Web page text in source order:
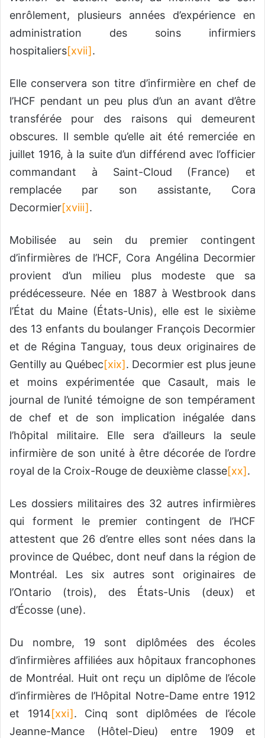
enrôlement, plusieurs années d’expérience en
administration des soins infirmiers
hospitaliers[xvii].
Elle conservera son titre d’infirmière en chef de
l’HCF pendant un peu plus d’un an avant d’être
transférée pour des raisons qui demeurent
obscures. Il semble qu’elle ait été remerciée en
juillet 1916, à la suite d’un différend avec l’officier
commandant à Saint-Cloud (France) et
remplacée par son assistante, Cora
Decormier[xviii].
Mobilisée au sein du premier contingent
d’infirmières de l’HCF, Cora Angélina Decormier
provient d’un milieu plus modeste que sa
prédécesseure. Née en 1887 à Westbrook dans
l’État du Maine (États-Unis), elle est le sixième
des 13 enfants du boulanger François Decormier
et de Régina Tanguay, tous deux originaires de
Gentilly au Québec[xix]. Decormier est plus jeune
et moins expérimentée que Casault, mais le
journal de l’unité témoigne de son tempérament
de chef et de son implication inégalée dans
l’hôpital militaire. Elle sera d’ailleurs la seule
infirmière de son unité à être décorée de l’ordre
royal de la Croix-Rouge de deuxième classe[xx].
Les dossiers militaires des 32 autres infirmières
qui forment le premier contingent de l’HCF
attestent que 26 d’entre elles sont nées dans la
province de Québec, dont neuf dans la région de
Montréal. Les six autres sont originaires de
l’Ontario (trois), des États-Unis (deux) et
d’Écosse (une).
Du nombre, 19 sont diplômées des écoles
d’infirmières affiliées aux hôpitaux francophones
de Montréal. Huit ont reçu un diplôme de l’école
d’infirmières de l’Hôpital Notre-Dame entre 1912
et 1914[xxi]. Cinq sont diplômées de l’école
Jeanne-Mance (Hôtel-Dieu) entre 1909 et